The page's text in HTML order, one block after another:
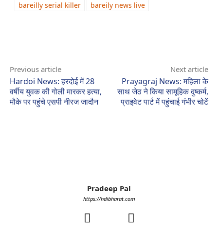
bareilly serial killer
bareily news live
Previous article
Hardoi News: हरदोई में 28
वर्षीय युवक की गोली मारकर हत्या,
मौके पर पहुंचे एसपी नीरज जादौन
Next article
Prayagraj News: महिला के
साथ जेठ ने किया सामूहिक दुष्कर्म,
प्राइवेट पार्ट में पहुंचाई गंभीर चोटें
Pradeep Pal
https://hdibharat.com